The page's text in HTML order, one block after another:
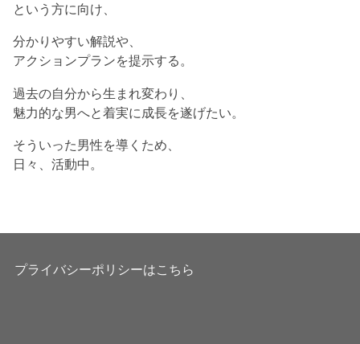
という方に向け、
分かりやすい解説や、
アクションプランを提示する。
過去の自分から生まれ変わり、
魅力的な男へと着実に成長を遂げたい。
そういった男性を導くため、
日々、活動中。
プライバシーポリシーはこちら